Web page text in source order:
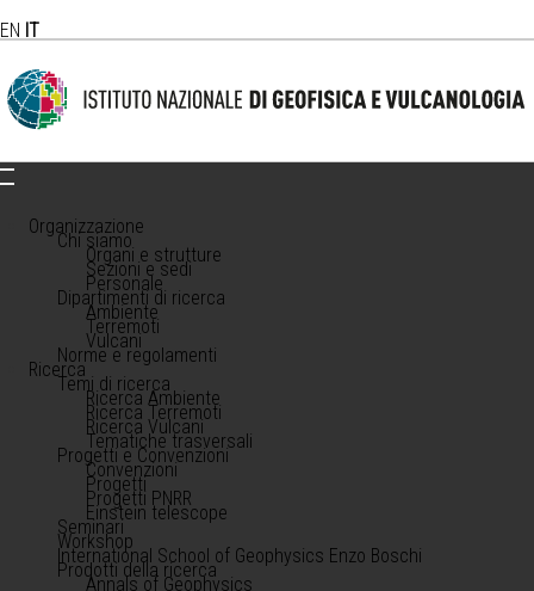
EN IT
Organizzazione
Chi siamo
Organi e strutture
Sezioni e sedi
Personale
Dipartimenti di ricerca
Ambiente
Terremoti
Vulcani
Norme e regolamenti
Ricerca
Temi di ricerca
Ricerca Ambiente
Ricerca Terremoti
Ricerca Vulcani
Tematiche trasversali
Progetti e Convenzioni
Convenzioni
Progetti
Progetti PNRR
Einstein telescope
Seminari
Workshop
International School of Geophysics Enzo Boschi
Prodotti della ricerca
Annals of Geophysics